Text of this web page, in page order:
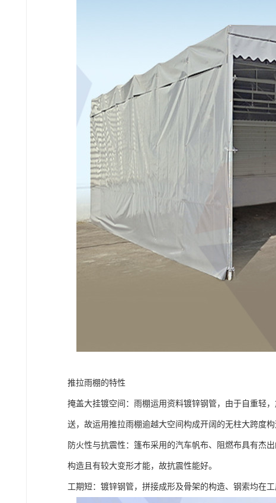
推拉雨棚的特性
掩盖大挂镀空间：雨棚运用资料镀锌钢管，由于自重轻
送，故运用推拉雨棚逾越大空间构成开阔的无柱大跨度构
防火性与抗震性：篷布采用的汽车帆布、阻燃布具有杰
构造且有较大变形才能，故抗震性能好。
工期短：镀锌钢管，拼接成形及骨架的构造、钢索均在